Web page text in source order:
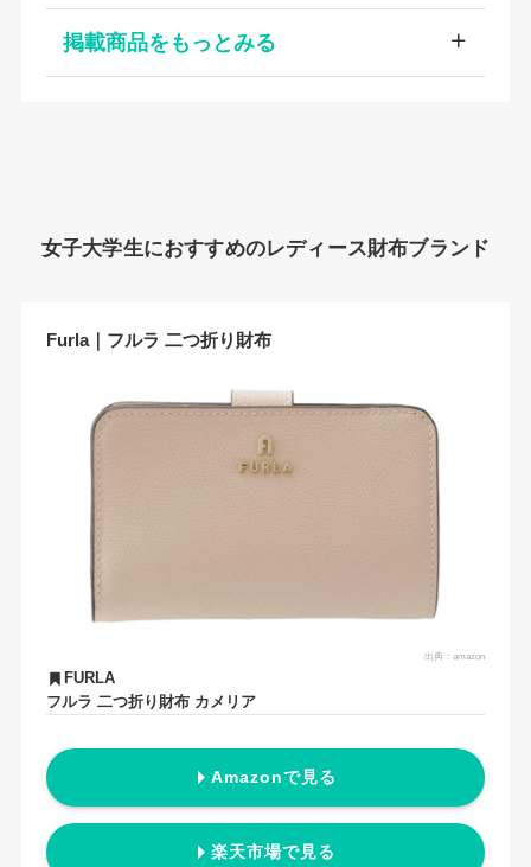
掲載商品をもっとみる
女子大学生におすすめのレディース財布ブランド
Furla｜フルラ 二つ折り財布
出典：amazon
FURLA
フルラ 二つ折り財布 カメリア
Amazonで見る
楽天市場で見る